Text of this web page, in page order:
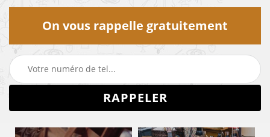
On vous rappelle gratuitement